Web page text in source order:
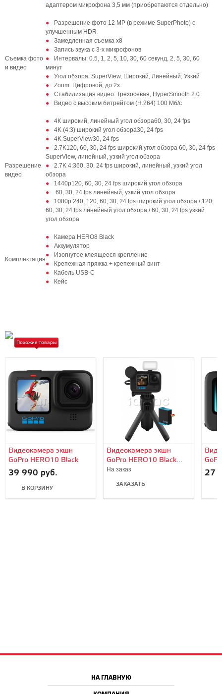
адаптером микрофона 3,5 мм (приобретаются отдельно)
Съемка фото
и видео
Разрешение фото 12 MP (в режиме SuperPhoto) с
улучшенным HDR
Замедленная съемка х8
Запись звука с 3-х микрофонов
Интервалы: 0.5, 1, 2, 5, 10, 30, 60 секунд, 2, 5, 30, 60
минут
Угол обзора: SuperView, Широкий, Линейный, Узкий
Zoom: Цифровой, до 2x
Стабилизация видео: Трехосевая, HyperSmooth 2.0
Видео с высоким битрейтом (H.264) 100 Mб/с
Разрешение
видео
4К широкий, линейный угол обзора60, 30, 24 fps
4K (4:3) широкий угол обзора30, 24 fps
4K SuperView30, 24 fps
2.7K120, 60, 30, 24 fps широкий угол обзора 60, 30, 24 fps
SuperView, линейный, узкий угол обзора
2.7K 4:360, 30, 24 fps широкий, линейный, узкий угол
обзора
1440p120, 60, 30, 24 fps широкий угол обзора
60, 30, 24 fps линейный, узкий угол обзора
1080p 240, 120, 60, 30, 24 fps широкий угол обзора / 120,
60, 30, 24 fps линейный угол обзора / 60, 30, 24 fps узкий
угол обзора
Комплектация
Камера HERO8 Black
Аккумулятор
Изогнутое клеящееся крепление
Крепежная пряжка + крепежный винт
Кабель USB-C
Кейс
Похожие товары
Видеокамера экшн
GoPro HERO10 Black
39 990 руб.
В КОРЗИНУ
Видеокамера экшн
GoPro HERO10 Black
Creator Edition
На заказ
ЗАКАЗАТЬ
27
НА ГЛАВНУЮ